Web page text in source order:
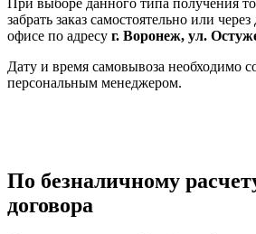
забрать заказ самостоятельно или
офисе по адресу г. Воронеж, ул.
Дату и время самовывоза необходимо
персональным менеджером.
По безналичному
договора